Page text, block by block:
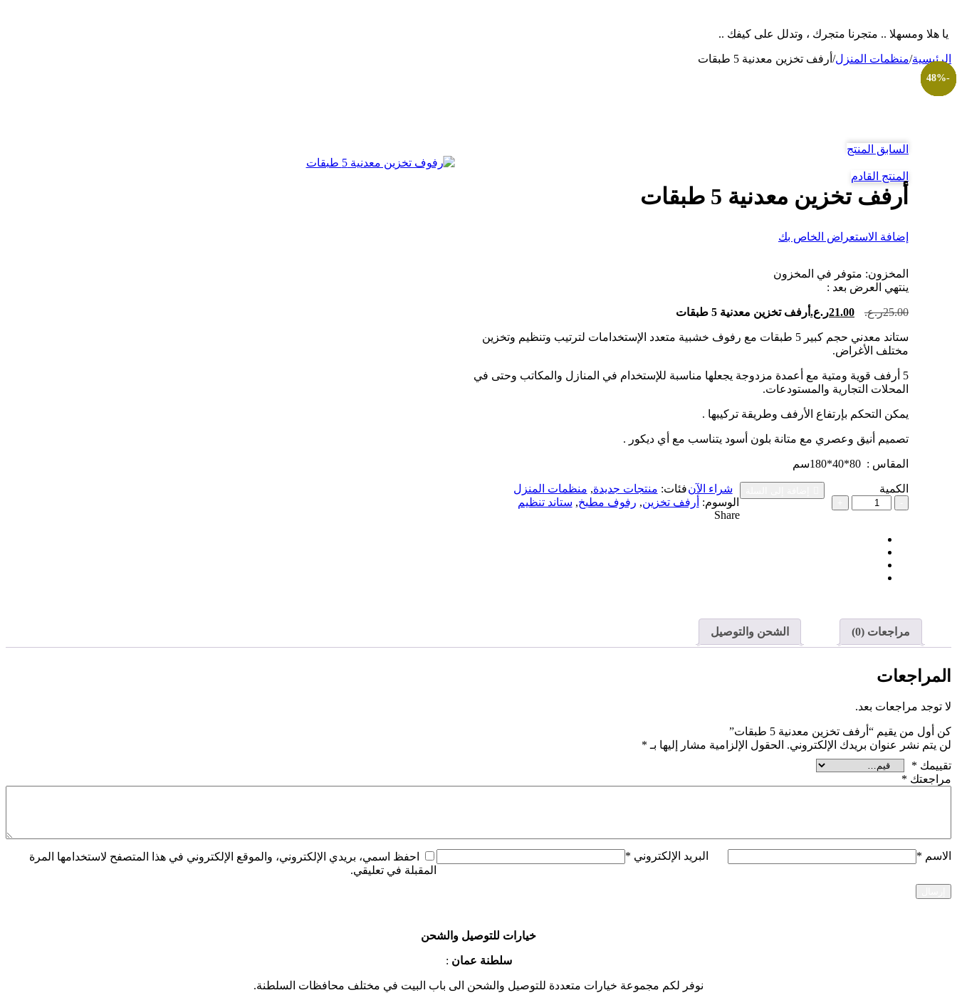
يا هلا ومسهلا .. متجرنا متجرك ، وتدلل على كيفك ..
الرئيسية/منظمات المنزل/ أرفف تخزين معدنية 5 طبقات
-16%
السابق المنتج
المنتج القادم
أرفف تخزين معدنية 5 طبقات
إضافة الاستعراض الخاص بك
المخزون: متوفر في المخزون
ينتهي العرض بعد :
25.00ر.ع.
السعر
هو:
25.00ر.ع..
21.00ر.ع.السعر
هو:
أرفف تخزين معدنية 5 طبقات
ستاند معدني حجم كبير 5 طبقات مع رفوف خشبية متعدد الإستخدامات لترتيب وتنظيم وتخزين
مختلف الأغراض.
5 أرفف قوية ومتية مع أعمدة مزدوجة يجعلها مناسبة للإستخدام في المنازل والمكاتب وحتى في
المحلات التجارية والمستودعات.
يمكن التحكم بإرتفاع الأرفف وطريقة تركيبها .
تصميم أنيق وعصري مع متانة بلون أسود يتناسب مع أي ديكور .
المقاس : 80*40*180سم
الكمية
كمية
معدنية
5
طبقات
شراء الآنفئات: منتجات جديدة, منظمات المنزل
الوسوم: أرفف تخزين, رفوف مطبخ, ستاند تنظيم
Share
مراجعات (0) الشحن والتوصيل
المراجعات
لا توجد مراجعات بعد.
كن أول من يقيم “أرفف تخزين معدنية 5 طبقات”
لن يتم نشر عنوان بريدك الإلكتروني. الحقول الإلزامية مشار إليها بـ *
تقييمك *
مراجعتك *
الاسم * البريد الإلكتروني *
احفظ اسمي، بريدي الإلكتروني، والموقع الإلكتروني في هذا المتصفح لاستخدامها المرة
المقبلة في تعليقي.
خيارات للتوصيل والشحن
سلطنة عمان :
نوفر لكم مجموعة خيارات متعددة للتوصيل والشحن الى باب البيت في مختلف محافظات السلطنة.
-42%
-26%
-30%
-40%
-25%
-48%